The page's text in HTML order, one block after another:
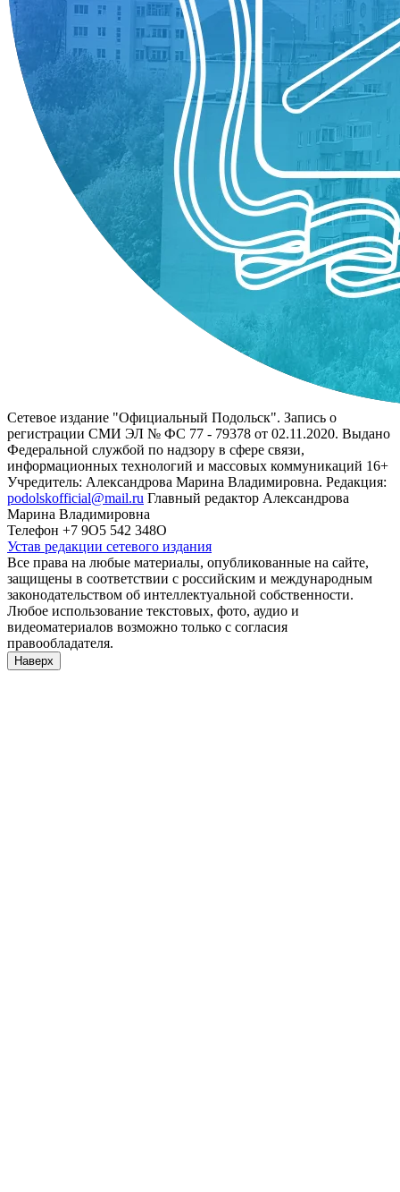
Сетевое издание "Официальный Подольск". Запись о
регистрации СМИ ЭЛ № ФС 77 - 79378 от 02.11.2020. Выдано
Федеральной службой по надзору в сфере связи,
информационных технологий и массовых коммуникаций 16+
Учредитель: Александрова Марина Владимировна. Редакция:
podolskofficial@mail.ru Главный редактор Александрова
Марина Владимировна
Телефон +7 9О5 542 348О
Устав редакции сетевого издания
Все права на любые материалы, опубликованные на сайте,
защищены в соответствии с российским и международным
законодательством об интеллектуальной собственности.
Любое использование текстовых, фото, аудио и
видеоматериалов возможно только с согласия
правообладателя.
Наверх